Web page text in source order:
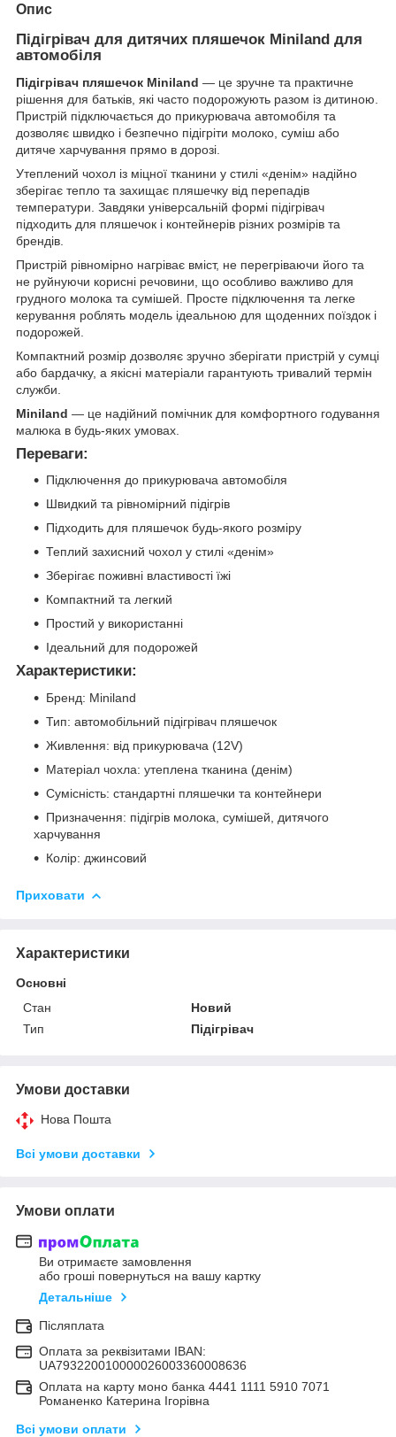
Опис
Підігрівач для дитячих пляшечок Miniland для
автомобіля
Підігрівач пляшечок Miniland — це зручне та практичне
рішення для батьків, які часто подорожують разом із дитиною.
Пристрій підключається до прикурювача автомобіля та
дозволяє швидко і безпечно підігріти молоко, суміш або
дитяче харчування прямо в дорозі.
Утеплений чохол із міцної тканини у стилі «денім» надійно
зберігає тепло та захищає пляшечку від перепадів
температури. Завдяки універсальній формі підігрівач
підходить для пляшечок і контейнерів різних розмірів та
брендів.
Пристрій рівномірно нагріває вміст, не перегріваючи його та
не руйнуючи корисні речовини, що особливо важливо для
грудного молока та сумішей. Просте підключення та легке
керування роблять модель ідеальною для щоденних поїздок і
подорожей.
Компактний розмір дозволяє зручно зберігати пристрій у сумці
або бардачку, а якісні матеріали гарантують тривалий термін
служби.
Miniland — це надійний помічник для комфортного годування
малюка в будь-яких умовах.
Переваги:
Підключення до прикурювача автомобіля
Швидкий та рівномірний підігрів
Підходить для пляшечок будь-якого розміру
Теплий захисний чохол у стилі «денім»
Зберігає поживні властивості їжі
Компактний та легкий
Простий у використанні
Ідеальний для подорожей
Характеристики:
Бренд: Miniland
Тип: автомобільний підігрівач пляшечок
Живлення: від прикурювача (12V)
Матеріал чохла: утеплена тканина (денім)
Сумісність: стандартні пляшечки та контейнери
Призначення: підігрів молока, сумішей, дитячого
харчування
Колір: джинсовий
Приховати
Характеристики
Основні
Стан
Новий
Тип
Підігрівач
Умови доставки
Нова Пошта
Всі умови доставки
Умови оплати
Ви отримаєте замовлення
або гроші повернуться на вашу картку
Детальніше
Післяплата
Оплата за реквізитами IBAN:
UA793220010000026003360008636
Оплата на карту моно банка 4441 1111 5910 7071
Романенко Катерина Ігорівна
Всі умови оплати